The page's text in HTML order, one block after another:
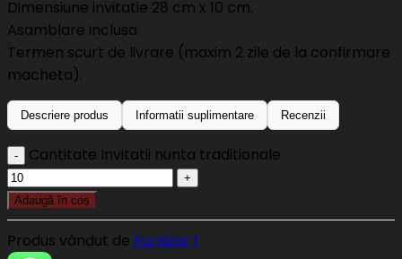
Dimensiune invitatie 28 cm x 10 cm.
Asamblare inclusa.
Termen scurt de livrare (maxim 2 zile de la confirmare
macheta).
Descriere produs Informatii suplimentare Recenzii
Cantitate Invitatii nunta traditionale
Adaugă în coș
Produs vândut de Furnizor 1